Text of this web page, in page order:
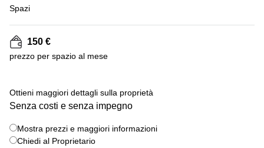
Bergamo
Como
Napoli
Business
center
Milano
Business
Coworking
Campania
Coworking
Cagliari
Spazi
150 €
prezzo per spazio al mese
Ottieni maggiori dettagli sulla proprietà
Senza costi e senza impegno
Mostra prezzi e maggiori informazioni
Chiedi al Proprietario